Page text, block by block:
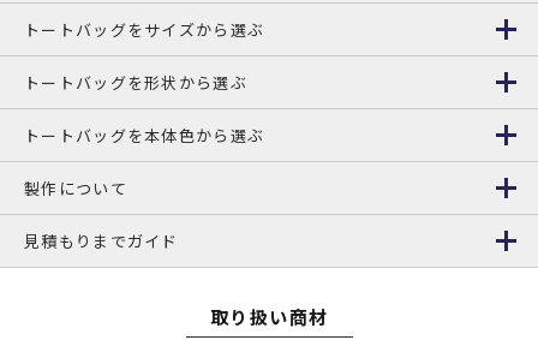
トートバッグをサイズから選ぶ
トートバッグを形状から選ぶ
トートバッグを本体色から選ぶ
製作について
見積もりまでガイド
取り扱い商材